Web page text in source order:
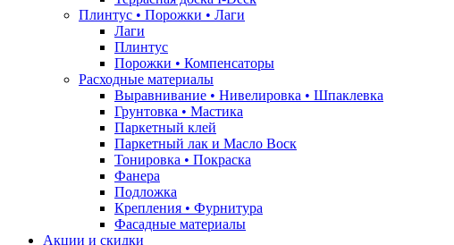
Плинтус • Порожки • Лаги
Лаги
Плинтус
Порожки • Компенсаторы
Расходные материалы
Выравнивание • Нивелировка • Шпаклевка
Грунтовкa • Мастика
Паркетный клей
Паркетный лак и Масло Воск
Тонировка • Покраска
Фанера
Подложка
Крепления • Фурнитура
Фасадные материалы
Акции и скидки